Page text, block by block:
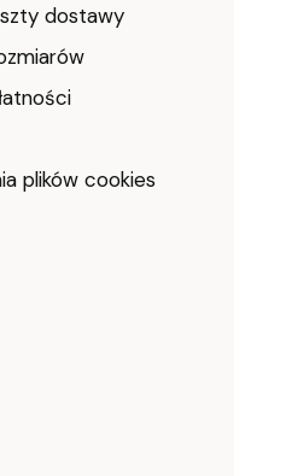
dostawy
plików cookies